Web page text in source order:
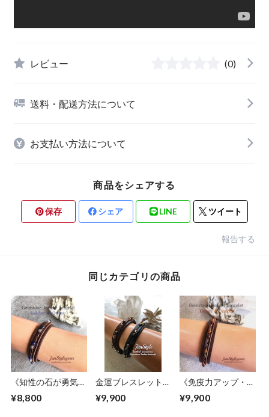
レビュー (0)
送料・配送方法について
お支払い方法について
商品をシェアする
保存 シェア LINE ツイート
報告する
同じカテゴリの商品
《知性の石が勇気と
の後押し》ソーダラ
¥8,800
金運ブレスレット
越えて金運を呼び寄
¥9,900
《免疫力アップ・自
揮させたい方》琥
¥9,900